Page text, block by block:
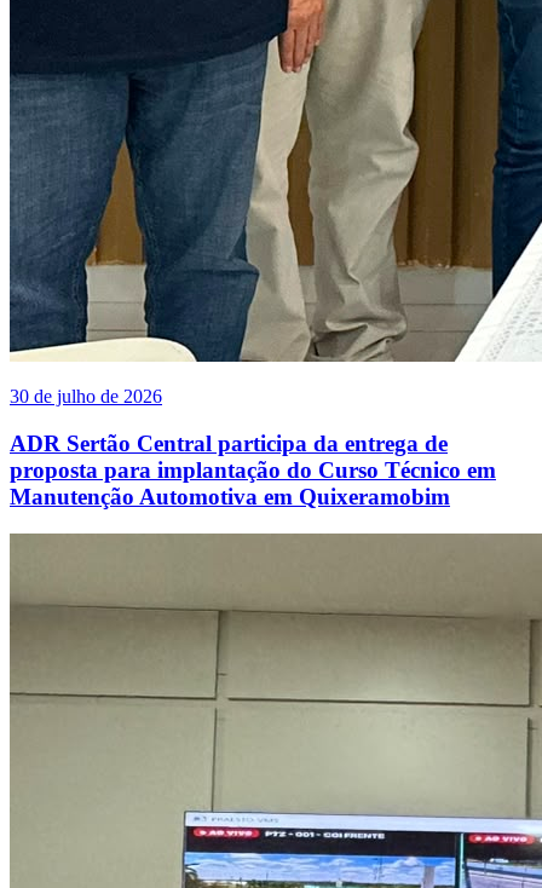
30 de julho de 2026
ADR Sertão Central participa da entrega de
proposta para implantação do Curso Técnico em
Manutenção Automotiva em Quixeramobim